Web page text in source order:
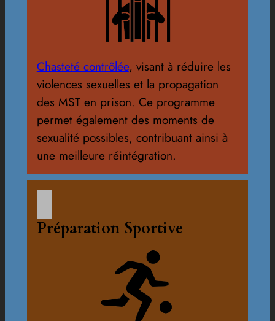
Chasteté contrôlée, visant à réduire les
violences sexuelles et la propagation
des MST en prison. Ce programme
permet également des moments de
sexualité possibles, contribuant ainsi à
une meilleure réintégration.
Préparation Sportive